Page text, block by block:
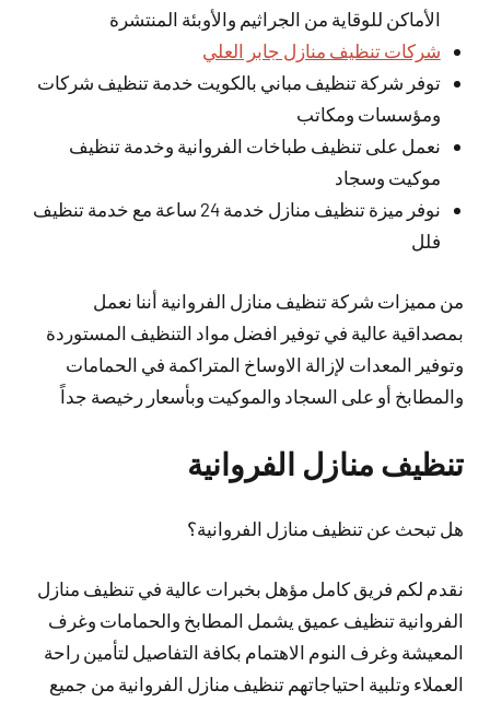
الأماكن للوقاية من الجراثيم والأوبئة المنتشرة
شركات تنظيف منازل جابر العلي
توفر شركة تنظيف مباني بالكويت خدمة تنظيف شركات
ومؤسسات ومكاتب
نعمل على تنظيف طباخات الفروانية وخدمة تنظيف
موكيت وسجاد
نوفر ميزة تنظيف منازل خدمة 24 ساعة مع خدمة تنظيف
فلل
من مميزات شركة تنظيف منازل الفروانية أننا نعمل
بمصداقية عالية في توفير افضل مواد التنظيف المستوردة
وتوفير المعدات لإزالة الاوساخ المتراكمة في الحمامات
والمطابخ أو على السجاد والموكيت وبأسعار رخيصة جداً
تنظيف منازل الفروانية
هل تبحث عن تنظيف منازل الفروانية؟
نقدم لكم فريق كامل مؤهل بخبرات عالية في تنظيف منازل
الفروانية تنظيف عميق يشمل المطابخ والحمامات وغرف
المعيشة وغرف النوم الاهتمام بكافة التفاصيل لتأمين راحة
العملاء وتلبية احتياجاتهم تنظيف منازل الفروانية من جميع